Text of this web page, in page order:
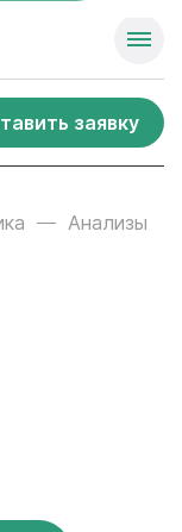
заявку
Анализы